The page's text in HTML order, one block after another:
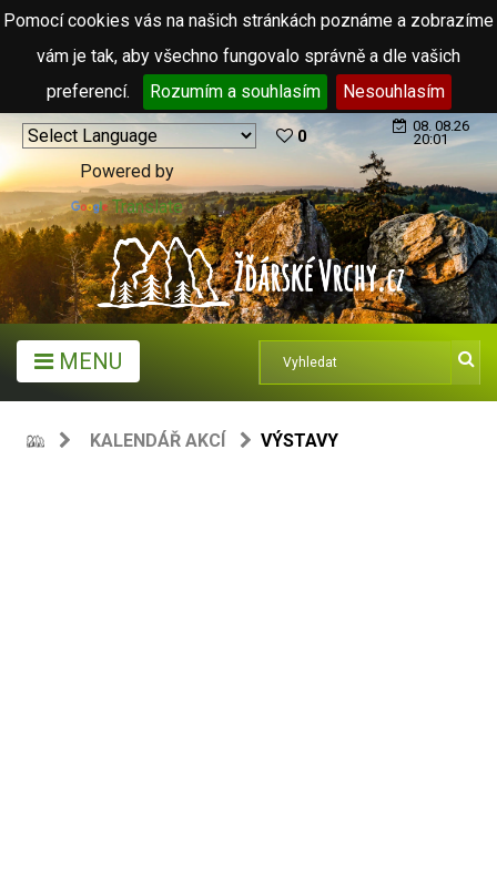
Pomocí cookies vás na našich stránkách poznáme a zobrazíme
vám je tak, aby všechno fungovalo správně a dle vašich
preferencí.
Rozumím a souhlasím Nesouhlasím
Powered by
Translate
0
08. 08.26
20:01
MENU
KALENDÁŘ AKCÍ VÝSTAVY